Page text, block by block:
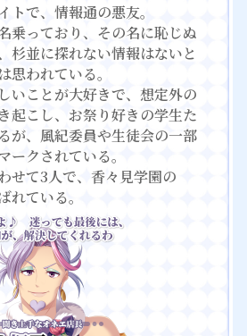
トで、情報通の悪友。
乗っており、その名に恥じぬ
杉並に探れない情報はないと
思われている。
いことが大好きで、想定外の
起こし、お祭り好きの学生た
が、風紀委員や生徒会の一部
ークされている。
せて3人で、香々見学園の
れている。